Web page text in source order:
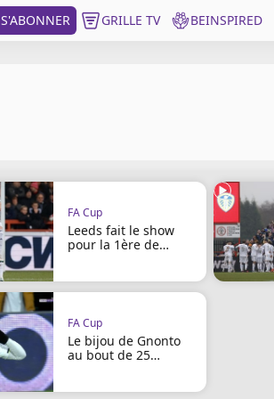
S'ABONNER GRILLE TV BEINSPIRED
FA Cup
Leeds fait le show
pour la 1ère de
FA Cup
Le bijou de Gnonto
au bout de 25